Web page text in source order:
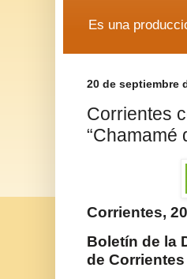
Es una
20 de septiembre
Corrientes
“Chamamé
Corrientes,
Boletín de la
de Corrientes